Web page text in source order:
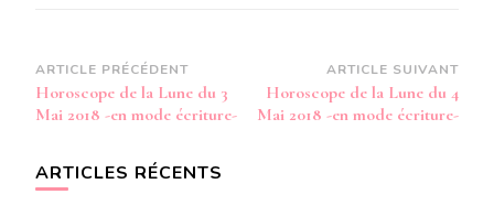
Navigation
d’article
ARTICLE PRÉCÉDENT
Horoscope de la Lune du 3
Mai 2018 -en mode écriture-
ARTICLE SUIVANT
Horoscope de la Lune du 4
Mai 2018 -en mode écriture-
ARTICLES RÉCENTS